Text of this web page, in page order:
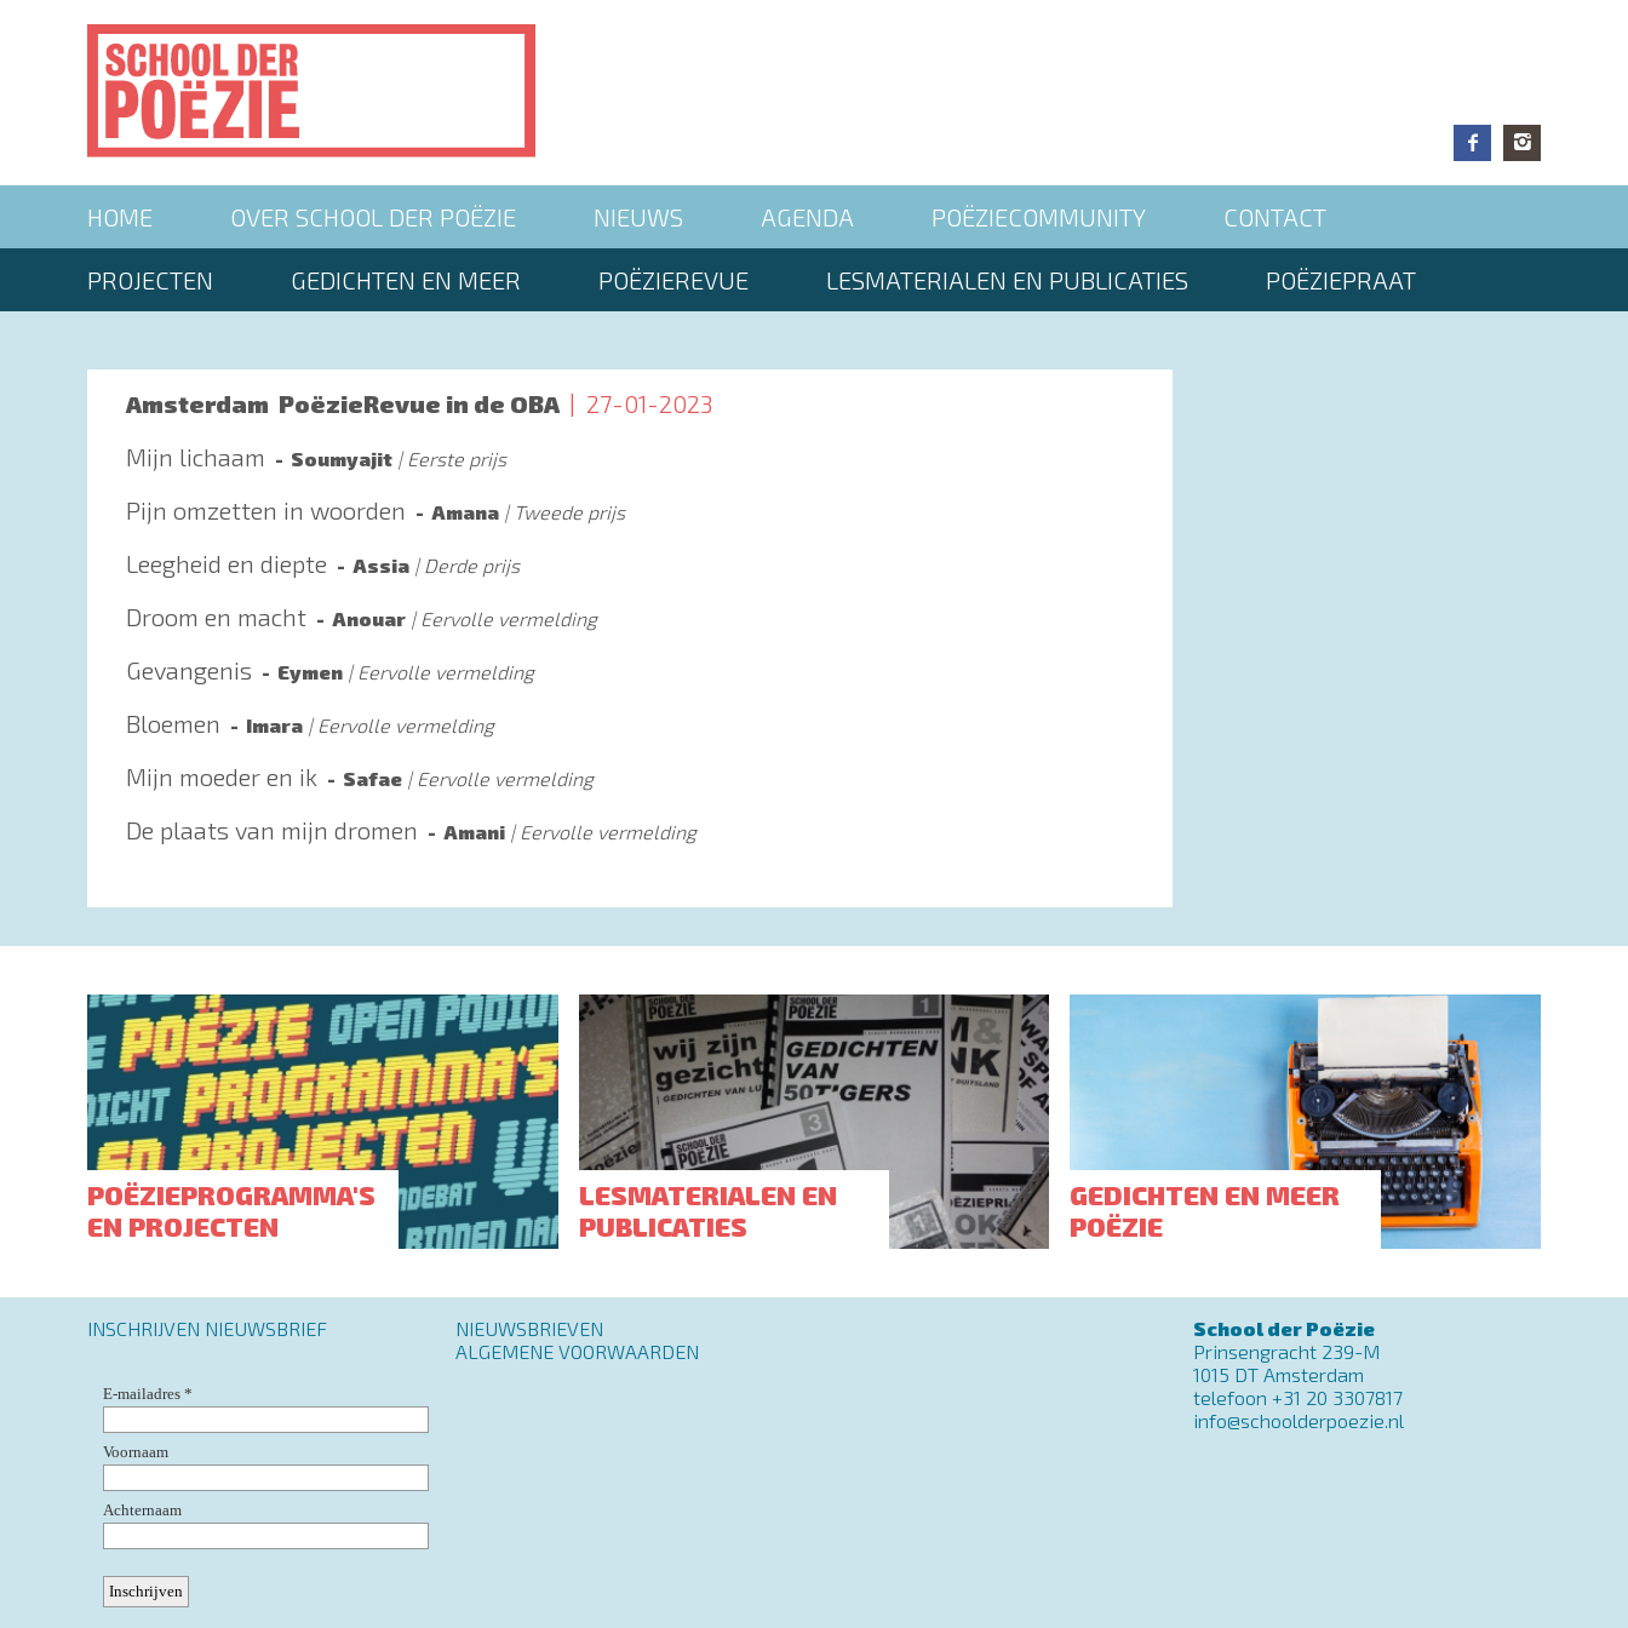
navigationHOME OVER SCHOOL DER POËZIE NIEUWS AGENDA POËZIECOMMUNITY CONTACT
PROJECTEN GEDICHTEN EN MEER POËZIEREVUE LESMATERIALEN EN PUBLICATIES POËZIEPRAAT
Amsterdam PoëzieRevue in de OBA
27-01-2023
Mijn lichaam
Soumyajit Eerste prijs
Pijn omzetten in woorden Amana Tweede prijs
Leegheid en diepte Assia Derde prijs
Droom en macht Anouar Eervolle vermelding
Gevangenis Eymen Eervolle vermelding
Bloemen Imara Eervolle vermelding
Mijn moeder en ik Safae Eervolle vermelding
De plaats van mijn dromen Amani Eervolle vermelding
POËZIEPROGRAMMA'S
EN PROJECTEN
LESMATERIALEN EN
PUBLICATIES
GEDICHTEN EN MEER
POËZIE
Footer
menu
NIEUWSBRIEVEN
ALGEMENE VOORWAARDEN
School der Poëzie
Prinsengracht 239-M
1015 DT Amsterdam
telefoon +31 20 3307817
info@schoolderpoezie.nl
INSCHRIJVEN NIEUWSBRIEF